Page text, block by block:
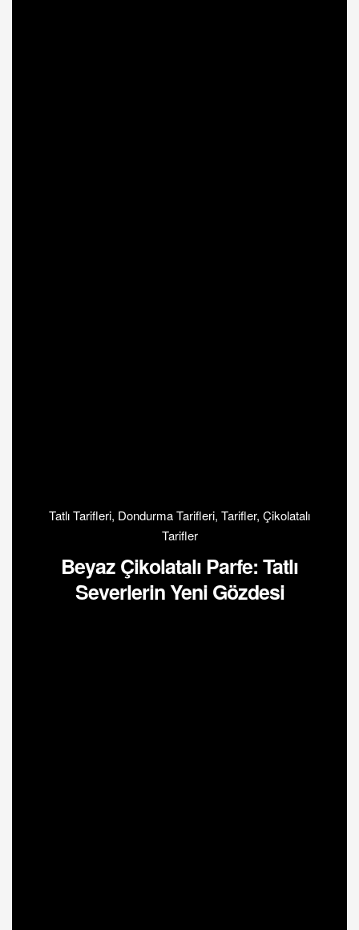
Tatlı Tarifleri, Dondurma Tarifleri, Tarifler, Çikolatalı
Tarifler
Beyaz Çikolatalı Parfe: Tatlı
Severlerin Yeni Gözdesi